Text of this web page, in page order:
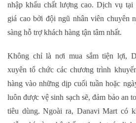
nhập khẩu chất lượng cao. Dịch vụ
giá cao bởi đội ngũ nhân viên chuyên
sàng hỗ trợ khách hàng tận tâm nhất.
Không chỉ là nơi mua sắm tiện lợi,
xuyên tổ chức các chương trình
hàng vào những dịp cuối tuần hoặc
luôn được vệ sinh sạch sẽ, đảm bảo an
tiêu dùng. Ngoài ra, Danavi Mart có